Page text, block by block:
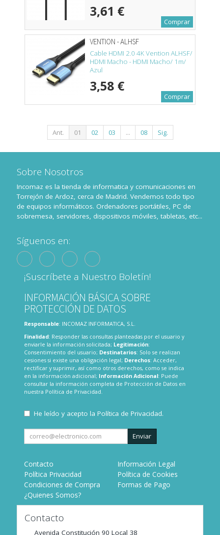
3,61 €
Comprar
VENTION - ALHSF
Cable HDMI 2.0 4K Vention ALHSF/
HDMI Macho - HDMI Macho/ 1m/
Azul
3,58 €
Comprar
Ant. 01 02 03 ... 08 Sig.
Sobre Nosotros
Incomaz es la tienda de informatica y comunicaciones en
Torrejón de Ardoz, cerca de Madrid. Vendemos todo tipo
de equipos informáticos. Ordenadores portátiles, PC de
sobremesa, servidores, dispositivos móviles, tabletas, etc...
Síguenos en:
¡Suscríbete a Nuestro Boletín!
INFORMACIÓN BÁSICA SOBRE
PROTECCIÓN DE DATOS
Responsable: INCOMAZ INFORMATICA, S.L.
Finalidad: Responder las consultas planteadas por el usuario y
enviarle la información solicitada; Legitimación:
Consentimiento del usuario; Destinatarios: Solo se realizan
cesiones si existe una obligación legal; Derechos: Acceder,
rectificar y suprimir, así como otros derechos, como se indica
en la información adicional; Información Adicional: Puede
consultar la información completa de Protección de Datos en
nuestra Política de Privacidad.
He leído y acepto la Política de Privacidad.
Enviar
Contacto
Información Legal
Política Privacidad
Política de Cookies
Condiciones de Compra
Formas de Pago
¿Quienes Somos?
Contacto
Avenida Constitución 90 Local 38